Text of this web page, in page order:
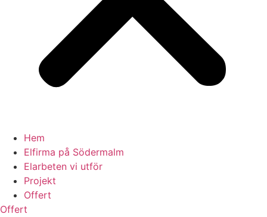
Hem
Elfirma på Södermalm
Elarbeten vi utför
Projekt
Offert
Offert